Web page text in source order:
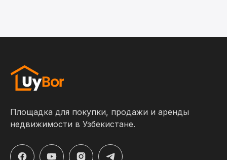
Площадка для покупки, продажи и аренды
недвижимости в Узбекистане.